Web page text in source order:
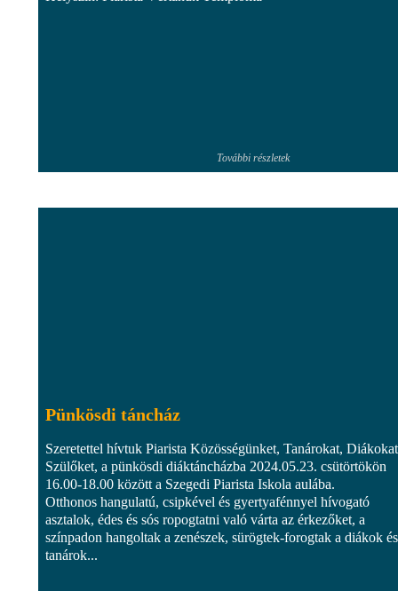
További részletek
Pünkösdi táncház
Szeretettel hívtuk Piarista Közösségünket, Tanárokat,
Szülőket, a pünkösdi diáktáncházba 2024.05.23. csütörtökön
16.00-18.00 között a Szegedi Piarista Iskola aulába.
Otthonos hangulatú, csipkével és gyertyafénnyel hívogató
asztalok, édes és sós ropogtatni való várta az érkezőket, a
színpadon hangoltak a zenészek, sürögtek-forogtak a diákok és
tanárok...